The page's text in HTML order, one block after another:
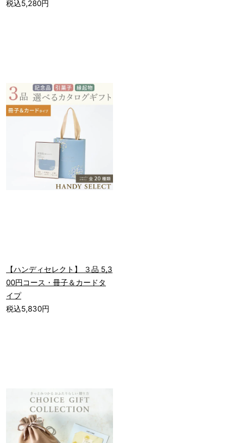
税込5,280円
【ハンディセレクト】 ３品 5,3
00円コース・冊子＆カードタ
イプ
税込5,830円